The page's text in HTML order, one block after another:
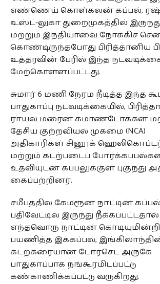
எண்ணெய் கொள்கலன் கப்பல்,
உஸ்ட்-லுகா துறைமுகத்தில் இருந்து
மற்றும் இந்தியாவை நோக்கிச்
கொண்டிருந்தபோது பிரித்தானிய
உத்தரவின் பேரில் இந்த
மேற்கொள்ளப்பட்டது.
சுமார் 6 மணி நேரம் நீடித்த இந்த
பாதுகாப்பு நடவடிக்கையில்,
ராயல் மரைன் கமாண்டோக்கள்
தேசிய குற்றவியல் முகமை (NCA)
அதிகாரிகள் சினூக்
மற்றும் கடற்படைப்
உதவியுடன் கப்பலுக்குள்
கைப்பற்றினர்.
சமீபத்தில் கேமரூன் நாட்டின் கப்பல்
பதிவேட்டில் இருந்து நீக்கப்பட்டதால்
எந்தவொரு நாட்டின் கொடியுமின்றி
பயணித்த இக்கப்பல்,
கடற்கரையான டோர்செட் அருகே
பாதுகாப்பாக நங்கூரமிடப்பட்டு
கண்காணிக்கப்பட்டு வருகிறது.